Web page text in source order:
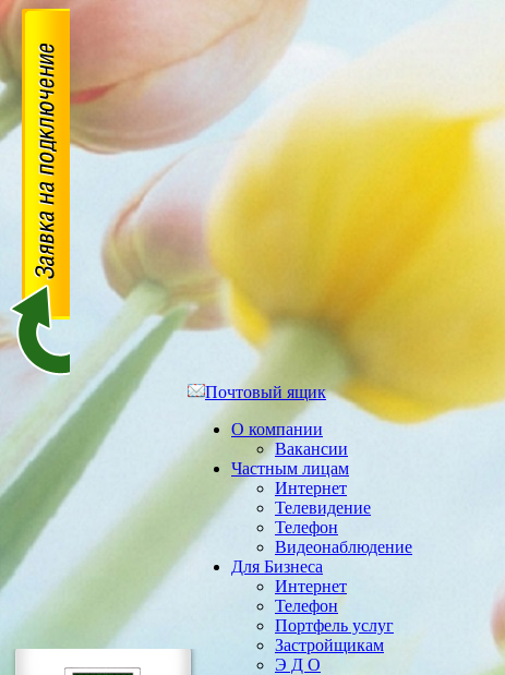
Почтовый ящик
О компании
Вакансии
Частным лицам
Интернет
Телевидение
Телефон
Видеонаблюдение
Для Бизнеса
Интернет
Телефон
Портфель услуг
Застройщикам
Э Д О